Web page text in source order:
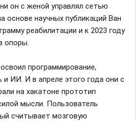
он с женой управлял сетью
основе научных публикаций Ван
реабилитации и к 2023 году
опоры.
программирование,
и ИИ. И в апреле этого года они с
на хакатоне прототип
мысли. Пользователь
считывает мозговую